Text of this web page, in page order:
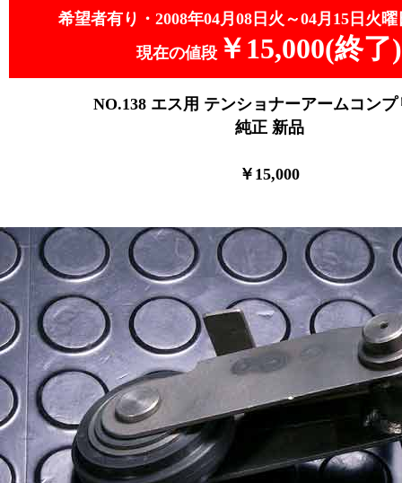
希望者有り・2008年04月08日火～04月15日火曜
現在の値段 ￥15,000(終了)
NO.138エス用 テンショナーアームコンプ
純正 新品
￥15,000